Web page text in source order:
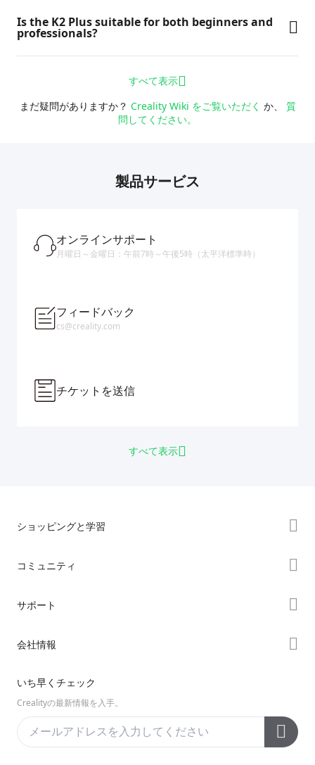
Is the K2 Plus suitable for both beginners and
professionals?
すべて表示
まだ疑問がありますか？ Creality Wiki をご覧いただく か、
質
問してください。
製品サービス
オンラインサポート
月曜日～金曜日：午前7時～午後5時（太平洋標準時）
フィードバック
cs@creality.com
チケットを送信
すべて表示
ショッピングと学習
K2シリーズ
コミュニティ
Discord
サポート
ヘルプ
ビデオ
アフターサービス
会社情報
お問い合わせ
いち早くチェック
Crealityの最新情報を入手。